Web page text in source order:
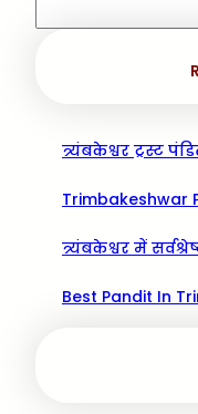
त्र्यंबकेश्वर ट्रस्ट
Trimbakeshwar
त्र्यंबकेश्वर में
Best Pandit In